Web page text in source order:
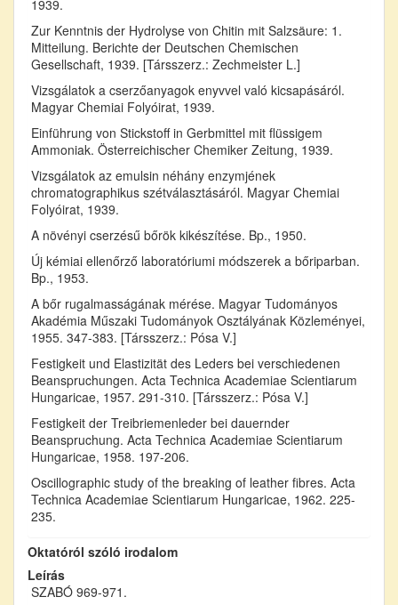
1939.
Zur Kenntnis der Hydrolyse von Chitin mit Salzsäure: 1.
Mitteilung. Berichte der Deutschen Chemischen
Gesellschaft, 1939. [Társszerz.: Zechmeister L.]
Vizsgálatok a cserzőanyagok enyvvel való kicsapásáról.
Magyar Chemiai Folyóirat, 1939.
Einführung von Stickstoff in Gerbmittel mit flüssigem
Ammoniak. Österreichischer Chemiker Zeitung, 1939.
Vizsgálatok az emulsin néhány enzymjének
chromatographikus szétválasztásáról. Magyar Chemiai
Folyóirat, 1939.
A növényi cserzésű bőrök kikészítése. Bp., 1950.
Új kémiai ellenőrző laboratóriumi módszerek a bőriparban.
Bp., 1953.
A bőr rugalmasságának mérése. Magyar Tudományos
Akadémia Műszaki Tudományok Osztályának Közleményei,
1955. 347-383. [Társszerz.: Pósa V.]
Festigkeit und Elastizität des Leders bei verschiedenen
Beanspruchungen. Acta Technica Academiae Scientiarum
Hungaricae, 1957. 291-310. [Társszerz.: Pósa V.]
Festigkeit der Treibriemenleder bei dauernder
Beanspruchung. Acta Technica Academiae Scientiarum
Hungaricae, 1958. 197-206.
Oscillographic study of the breaking of leather fibres. Acta
Technica Academiae Scientiarum Hungaricae, 1962. 225-
235.
Oktatóról szóló irodalom
Leírás
SZABÓ 969-971.